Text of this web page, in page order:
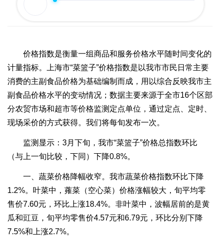
价格指数是衡量一组商品和服务价格水平随时间变化的
计量指标。上海市“菜篮子”价格指数是以我市市民日常主要
消费的主副食品价格为基础编制而成，用以综合反映我市主
副食品价格水平的变动情况；数据主要来源于全市16个区部
分农贸市场和超市等价格监测定点单位，通过定点、定时、
现场采价的方式获得。我们将每旬发布一次。
监测显示：3月下旬，我市“菜篮子”价格总指数环比
（与上一旬比较，下同）下降0.8%。
一、蔬菜价格降幅收窄。我市蔬菜价格指数环比下降
1.2%。叶菜中，蕹菜（空心菜）价格涨幅较大，旬平均零
售价7.60元，环比上涨18.4%。非叶菜中，波幅居前的是黄
瓜和豇豆，旬平均零售价4.57元和6.79元，环比分别下降
7.5%和上涨2.7%。